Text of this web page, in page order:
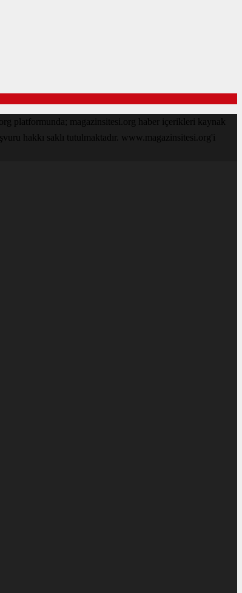
platformunda; magazinsitesi.org haber içerikleri kaynak
hakkı saklı tutulmaktadır. www.magazinsitesi.org'i